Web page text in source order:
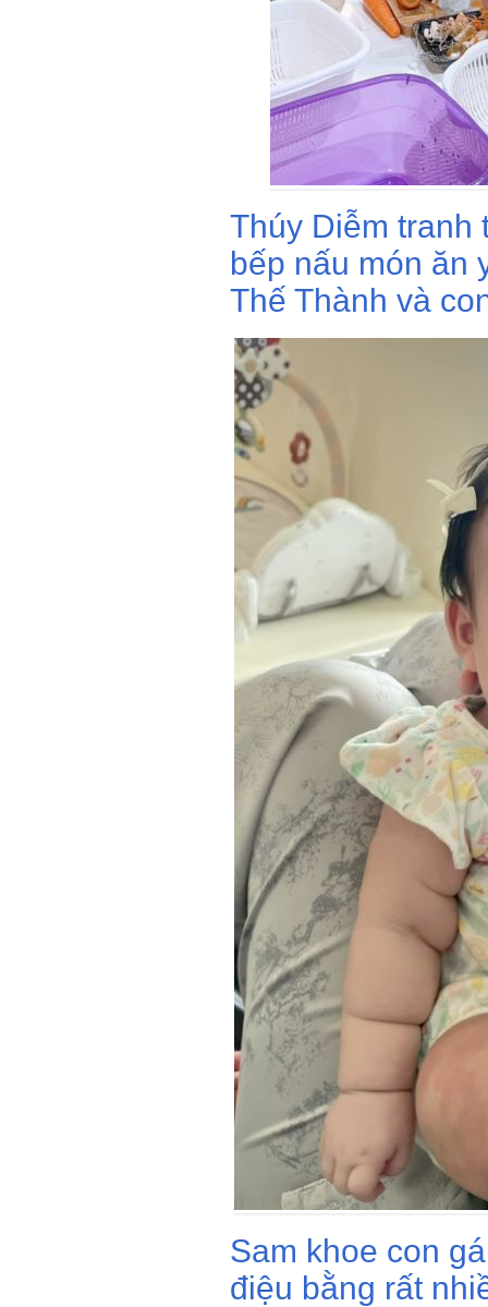
Thúy Diễm tranh
bếp nấu món ăn
Thế Thành và
Sam khoe con
điệu bằng rất